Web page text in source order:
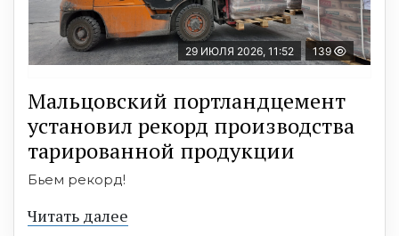
29 ИЮЛЯ 2026, 11:52 139
Мальцовский портландцемент
установил рекорд производства
тарированной продукции
Бьем рекорд!
Читать далее